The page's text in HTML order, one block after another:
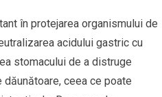
în protejarea organismului de
acidului gastric cu
stomacului de a distruge
ceea ce poate